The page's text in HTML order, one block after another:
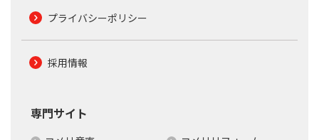
プライバシーポリシー
採用情報
専門サイト